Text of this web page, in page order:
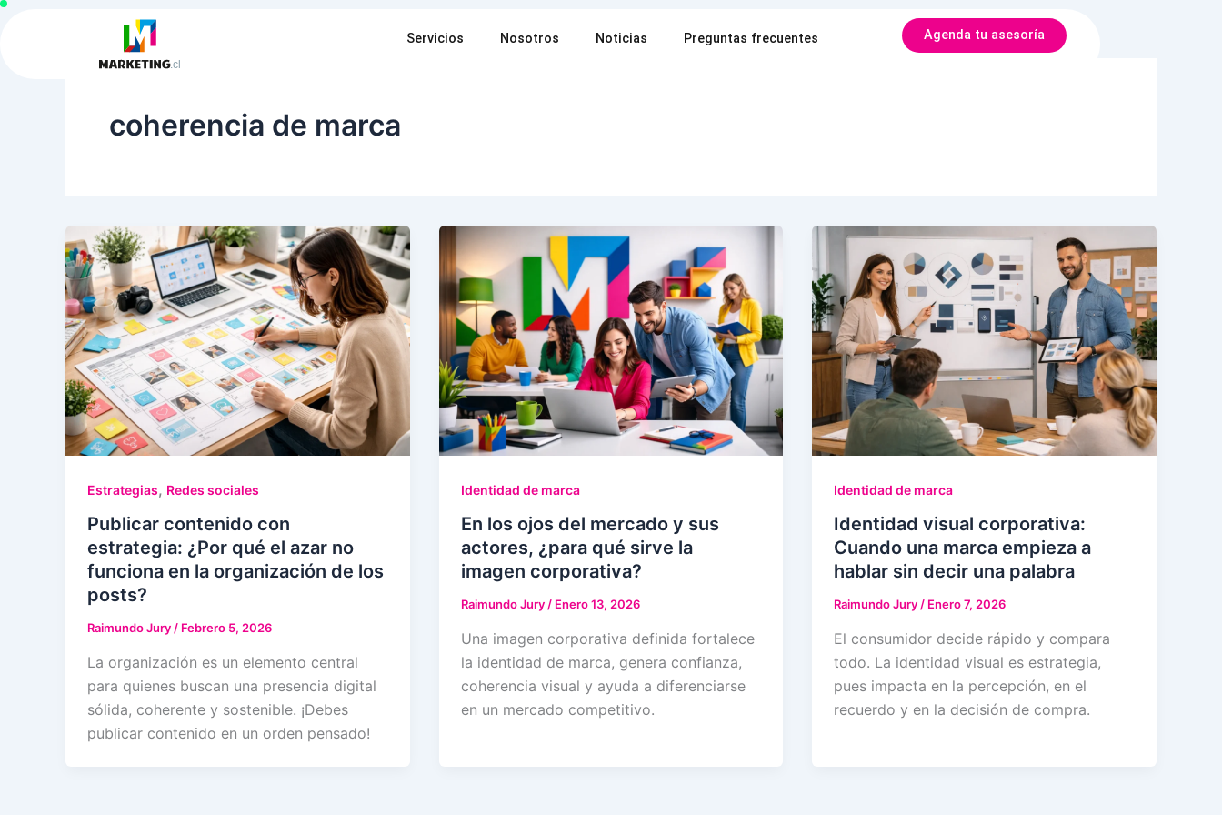
Ir
Servicios Nosotros Noticias Preguntas frecuentes Agenda tu asesoría
coherencia de marca
Estrategias, Redes sociales
Publicar contenido con
estrategia: ¿Por qué el azar no
funciona en la organización de los
posts?
Raimundo Jury/ Febrero 5, 2026
La organización es un elemento central
para quienes buscan una presencia digital
sólida, coherente y sostenible. ¡Debes
publicar contenido en un orden pensado!
Identidad de marca
En los ojos del mercado y sus
actores, ¿para qué sirve la
imagen corporativa?
Raimundo Jury/ Enero 13, 2026
Una imagen corporativa definida fortalece
la identidad de marca, genera confianza,
coherencia visual y ayuda a diferenciarse
en un mercado competitivo.
Identidad de marca
Identidad visual corporativa:
Cuando una marca empieza a
hablar sin decir una palabra
Raimundo Jury/ Enero 7, 2026
El consumidor decide rápido y compara
todo. La identidad visual es estrategia,
pues impacta en la percepción, en el
recuerdo y en la decisión de compra.